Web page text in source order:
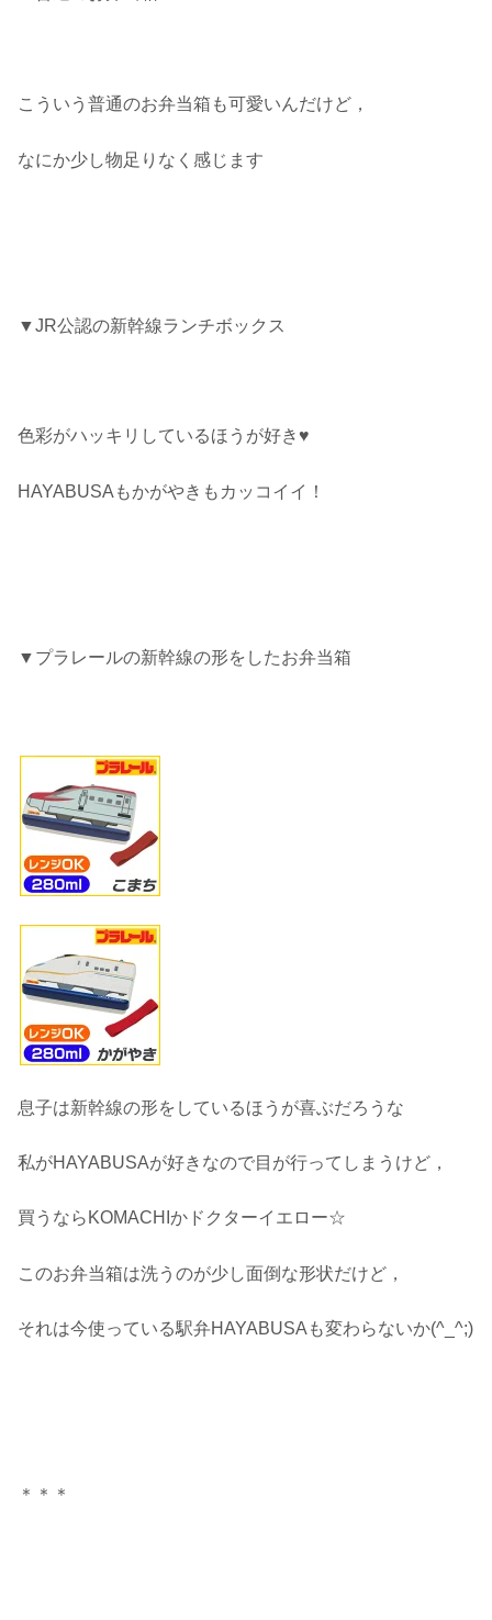
こういう普通のお弁当箱も可愛いんだけど，
なにか少し物足りなく感じます
▼JR公認の新幹線ランチボックス
色彩がハッキリしているほうが好き♥
HAYABUSAもかがやきもカッコイイ！
▼プラレールの新幹線の形をしたお弁当箱
息子は新幹線の形をしているほうが喜ぶだろうな
私がHAYABUSAが好きなので目が行ってしまうけど，
買うならKOMACHIかドクターイエロー☆
このお弁当箱は洗うのが少し面倒な形状だけど，
それは今使っている駅弁HAYABUSAも変わらないか(^_^;)
＊＊＊